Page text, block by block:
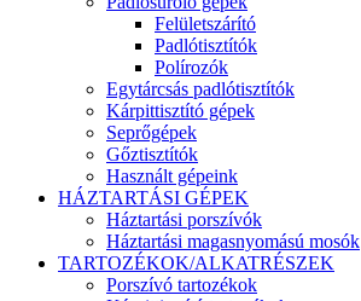
Felületszárító
Padlótisztítók
Polírozók
Egytárcsás padlótisztítók
Kárpittisztító gépek
Seprőgépek
Gőztisztítók
Használt gépeink
HÁZTARTÁSI GÉPEK
Háztartási porszívók
Háztartási magasnyomású mosók
TARTOZÉKOK/ALKATRÉSZEK
Porszívó tartozékok